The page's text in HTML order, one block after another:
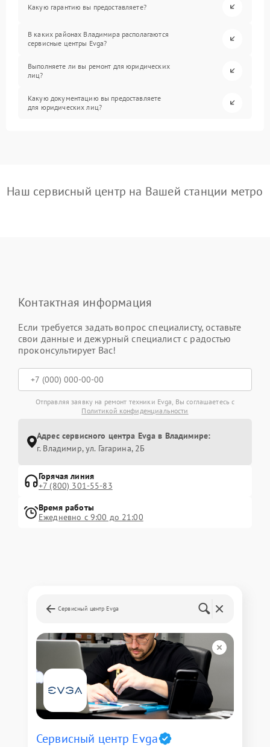
Какую гарантию вы предоставляете?
В каких районах Владимира располагаются
сервисные центры Evga?
Выполняете ли вы ремонт для юридических
лиц?
Какую документацию вы предоставляете
для юридических лиц?
Наш сервисный центр на Вашей станции метро
Контактная информация
Если требуется задать вопрос специалисту, оставьте
свои данные и дежурный специалист с радостью
проконсультирует Вас!
Отправляя заявку на ремонт техники Evga, Вы соглашаетесь с
Политикой конфиденциальности
Адрес сервисного центра Evga в Владимире:
г. Владимир, ул. Гагарина, 2Б
Горячая линия
+7 (800) 301-55-83
Время работы
Ежедневно с 9:00 до 21:00
Сервисный центр Evga
Сервисный центр Evga